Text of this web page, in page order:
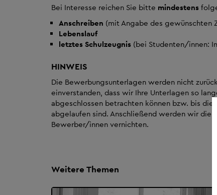
Bei Interesse reichen Sie bitte mindestens
Anschreiben (mit Angabe des gewünschten
Lebenslauf
letztes Schulzeugnis (bei Studenten/innen:
HINWEIS
Die Bewerbungsunterlagen werden nicht
einverstanden, dass wir Ihre Unterlagen so
abgeschlossen betrachten können bzw. bis
abgelaufen sind. Anschließend werden wir die
Bewerber/innen vernichten.
Weitere Themen